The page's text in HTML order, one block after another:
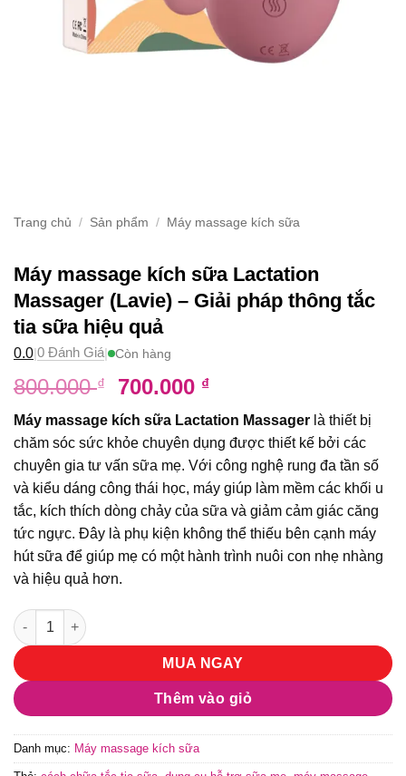
Trang chủ / Sản phẩm / Máy massage kích sữa
Máy massage kích sữa Lactation
Massager (Lavie) – Giải pháp thông tắc
tia sữa hiệu quả
0.0|0 Đánh Giá| Còn hàng
800.000₫
Giá
gốc
là:
800.000 ₫.
700.000 ₫Giá
tại
là:
700.000 ₫.
Máy massage kích sữa Lactation Massager là thiết bị
chăm sóc sức khỏe chuyên dụng được thiết kế bởi các
chuyên gia tư vấn sữa mẹ. Với công nghệ rung đa tần số
và kiểu dáng công thái học, máy giúp làm mềm các khối u
tắc, kích thích dòng chảy của sữa và giảm cảm giác căng
tức ngực. Đây là phụ kiện không thể thiếu bên cạnh máy
hút sữa để giúp mẹ có một hành trình nuôi con nhẹ nhàng
và hiệu quả hơn.
Máy massage kích sữa Lactation Massager (Lavie) – Giải
Thêm vào giỏ
MUA NGAY
Danh mục: Máy massage kích sữa